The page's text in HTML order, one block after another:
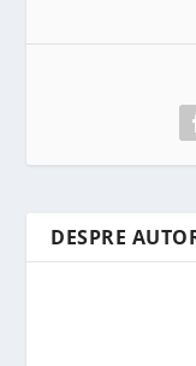
DESPRE